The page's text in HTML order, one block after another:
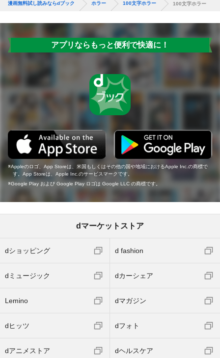
漫画無料試し読みならdブック ホラー 100文字ホラー 100文字ホラー
アプリならもっと便利で快適に！
Appleのロゴ、App Storeは、米国もしくはその他の国や地域におけるApple Inc.の商標で
す。App Storeは、Apple Inc.のサービスマークです。
Google Play および Google Play ロゴは Google LLC の商標です。
dマーケットストア
dショッピング d fashion
dミュージック dカーシェア
Lemino dマガジン
dヒッツ dフォト
dアニメストア dヘルスケア